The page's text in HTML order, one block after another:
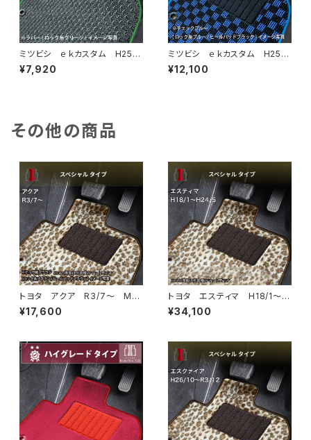
ミツビシ ｅｋカスタム H25/
6〜H31/3 B11W フロアマッ
ト一式 カーマット 防水 ラバ
¥7,920
ミツビシ ｅｋカスタム H25/
6〜H31/3 B11W フロアマッ
ト一式 カーマット スタンダー
¥12,100
その他の商品
トヨタ アクア R3/7〜 MX
PK系 フロアマット一式 カー
マット スペシャルタイプ
¥17,600
トヨタ エスティマ H18/1〜H
24/5（前期） 50系 フロアマ
ット一式 カーマット スペシャ
¥34,100